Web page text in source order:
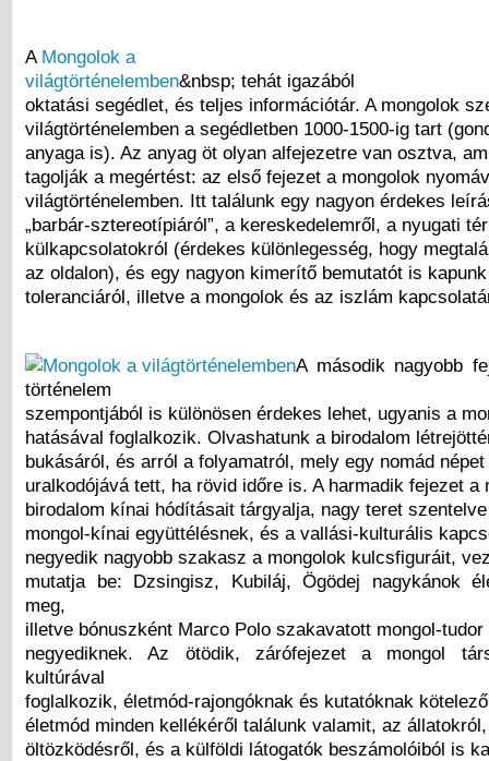
A Mongolok a
világtörténelemben&nbsp; tehát igazából
oktatási segédlet, és teljes információtár. A mongolok
világtörténelemben a segédletben 1000-1500-ig tart
anyaga is). Az anyag öt olyan alfejezetre van osztva,
tagolják a megértést: az első fejezet a mongolok
világtörténelemben. Itt találunk egy nagyon érdekes
„barbár-sztereotípiáról”, a kereskedelemről, a nyugati
külkapcsolatokról (érdekes különlegesség, hogy
az oldalon), és egy nagyon kimerítő bemutatót is
toleranciáról, illetve a mongolok és az iszlám
A második nagyobb
történelem
szempontjából is különösen érdekes lehet, ugyanis a
hatásával foglalkozik. Olvashatunk a birodalom
bukásáról, és arról a folyamatról, mely egy nomád
uralkodójává tett, ha rövid időre is. A harmadik fejezet a
birodalom kínai hódításait tárgyalja, nagy teret
mongol-kínai együttélésnek, és a vallási-kulturális
negyedik nagyobb szakasz a mongolok kulcsfiguráit,
mutatja be: Dzsingisz, Kubiláj, Ögödej nagykánok
meg,
illetve bónuszként Marco Polo szakavatott mongol-
negyediknek. Az ötödik, zárófejezet a mongol
kultúrával
foglalkozik, életmód-rajongóknak és kutatóknak
életmód minden kellékéről találunk valamit, az állatokról,
öltözködésről, és a külföldi látogatók beszámolóiból is